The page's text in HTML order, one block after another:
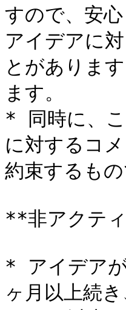
すので、安
アイデアに
とがありま
ます。
* 同時に、
に対するコ
約束するも
**非アクテ
* アイデア
ヶ月以上続